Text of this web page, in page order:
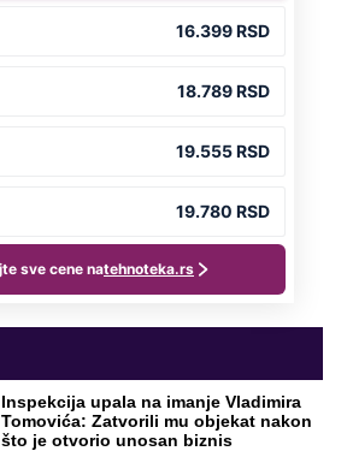
Inspekcija upala na imanje Vladimira
Tomovića: Zatvorili mu objekat nakon
što je otvorio unosan biznis